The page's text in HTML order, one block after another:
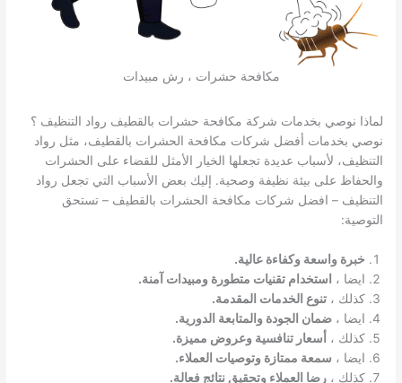
مكافحة حشرات ، رش مبيدات
لماذا نوصي بخدمات شركة مكافحة حشرات بالقطيف رواد التنظيف ؟
نوصي بخدمات أفضل شركات مكافحة الحشرات بالقطيف، مثل رواد
التنظيف، لأسباب عديدة تجعلها الخيار الأمثل للقضاء على الحشرات
والحفاظ على بيئة نظيفة وصحية. إليك بعض الأسباب التي تجعل رواد
التنظيف – افضل شركات مكافحة الحشرات بالقطيف – تستحق
التوصية:
خبرة واسعة وكفاءة عالية.
ايضا ، استخدام تقنيات متطورة ومبيدات آمنة.
كذلك ،تنوع الخدمات المقدمة.
ايضا ،ضمان الجودة والمتابعة الدورية.
كذلك ، أسعار تنافسية وعروض مميزة.
ايضا ، سمعة ممتازة وتوصيات العملاء.
كذلك ،رضا العملاء وتحقيق نتائج فعالة.